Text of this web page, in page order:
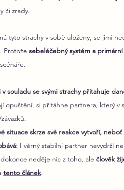
či zrady.
tyto strachy v sobě uloženy, se jimi
Protože sebeléčebný systém a
v souladu se svými strachy přitahuje
opuštění, si přitáhne partnera, který v
situace skrze své reakce vytvoří,
I věrný stabilní partner nevydrží
neděje nic z toho, ale člověk
tento článek.